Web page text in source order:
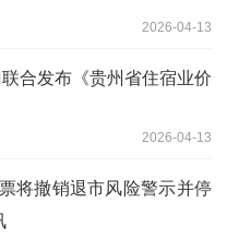
2026-04-13
合发布《贵州省住宿业价
2026-04-13
将撤销退市风险警示并停